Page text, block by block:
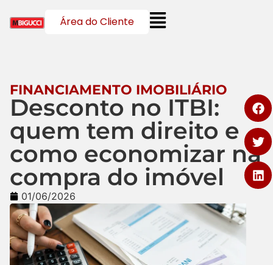
Área do Cliente
FINANCIAMENTO IMOBILIÁRIO
Desconto no ITBI:
quem tem direito e
como economizar na
compra do imóvel
01/06/2026